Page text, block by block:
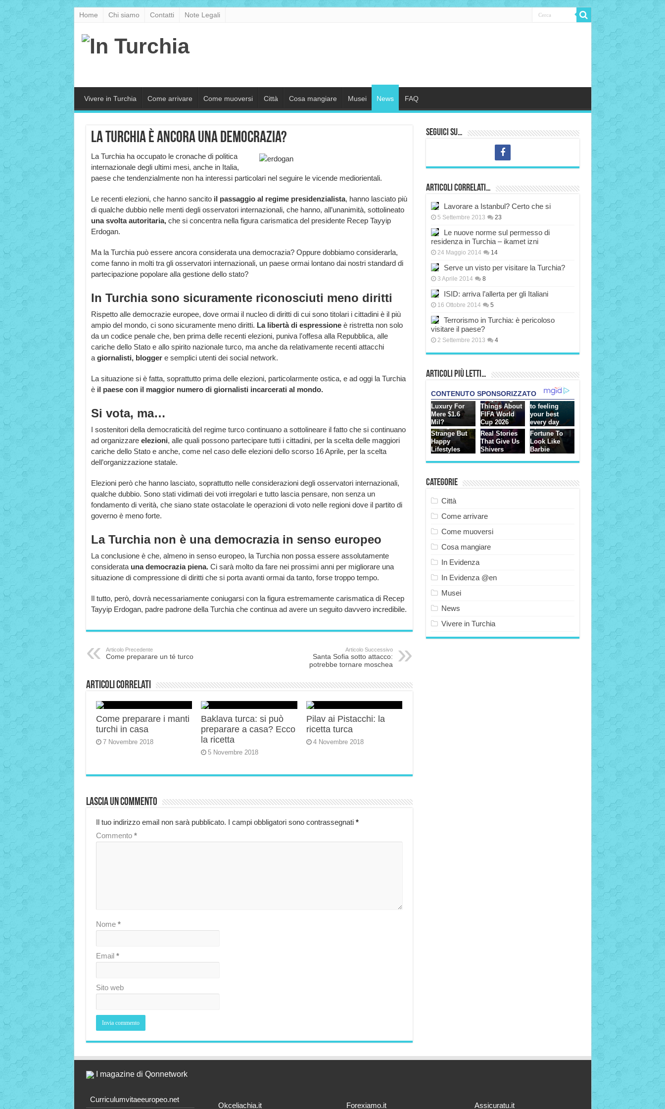
Home Chi siamo Contatti Note Legali
Vivere in Turchia Come arrivare Come muoversi Città Cosa mangiare Musei News FAQ
La Turchia è ancora una democrazia?
La Turchia ha occupato le cronache di politica
internazionale degli ultimi mesi, anche in Italia,
paese che tendenzialmente non ha interessi particolari nel seguire le vicende mediorientali.
Le recenti elezioni, che hanno sancito il passaggio al regime presidenzialista, hanno lasciato più
di qualche dubbio nelle menti degli osservatori internazionali, che hanno, all’unanimità, sottolineato
una svolta autoritaria, che si concentra nella figura carismatica del presidente Recep Tayyip
Erdogan.
Ma la Turchia può essere ancora considerata una democrazia? Oppure dobbiamo considerarla,
come fanno in molti tra gli osservatori internazionali, un paese ormai lontano dai nostri standard di
partecipazione popolare alla gestione dello stato?
In Turchia sono sicuramente riconosciuti meno diritti
Rispetto alle democrazie europee, dove ormai il nucleo di diritti di cui sono titolari i cittadini è il più
ampio del mondo, ci sono sicuramente meno diritti. La libertà di espressione è ristretta non solo
da un codice penale che, ben prima delle recenti elezioni, puniva l’offesa alla Repubblica, alle
cariche dello Stato e allo spirito nazionale turco, ma anche da relativamente recenti attacchi
a giornalisti, blogger e semplici utenti dei social network.
La situazione si è fatta, soprattutto prima delle elezioni, particolarmente ostica, e ad oggi la Turchia
è il paese con il maggior numero di giornalisti incarcerati al mondo.
Si vota, ma…
I sostenitori della democraticità del regime turco continuano a sottolineare il fatto che si continuano
ad organizzare elezioni, alle quali possono partecipare tutti i cittadini, per la scelta delle maggiori
cariche dello Stato e anche, come nel caso delle elezioni dello scorso 16 Aprile, per la scelta
dell’organizzazione statale.
Elezioni però che hanno lasciato, soprattutto nelle considerazioni degli osservatori internazionali,
qualche dubbio. Sono stati vidimati dei voti irregolari e tutto lascia pensare, non senza un
fondamento di verità, che siano state ostacolate le operazioni di voto nelle regioni dove il partito di
governo è meno forte.
La Turchia non è una democrazia in senso europeo
La conclusione è che, almeno in senso europeo, la Turchia non possa essere assolutamente
considerata una democrazia piena. Ci sarà molto da fare nei prossimi anni per migliorare una
situazione di compressione di diritti che si porta avanti ormai da tanto, forse troppo tempo.
Il tutto, però, dovrà necessariamente coniugarsi con la figura estremamente carismatica di Recep
Tayyip Erdogan, padre padrone della Turchia che continua ad avere un seguito davvero incredibile.
Articolo Precedente
Come preparare un té turco
Articolo Successivo
Santa Sofia sotto attacco:
potrebbe tornare moschea
Articoli correlati
Come preparare i manti
turchi in casa
7 Novembre 2018
Baklava turca: si può
preparare a casa? Ecco
la ricetta
5 Novembre 2018
Pilav ai Pistacchi: la
ricetta turca
4 Novembre 2018
Lascia un commento
Il tuo indirizzo email non sarà pubblicato. I campi obbligatori sono contrassegnati *
Commento *
Nome *
Email *
Sito web
Seguici su…
Articoli correlati…
Lavorare a Istanbul? Certo che si
5 Settembre 2013 23
Le nuove norme sul permesso di
residenza in Turchia – ikamet izni
24 Maggio 2014 14
Serve un visto per visitare la Turchia?
3 Aprile 2014 8
ISID: arriva l’allerta per gli Italiani
16 Ottobre 2014 5
Terrorismo in Turchia: è pericoloso
visitare il paese?
2 Settembre 2013 4
Articoli più Letti…
Categorie
Città
Come arrivare
Come muoversi
Cosa mangiare
In Evidenza
In Evidenza @en
Musei
News
Vivere in Turchia
I magazine di Qonnetwork
Curriculumvitaeeuropeo.net
Okceliachia.it Forexiamo.it Assicuratu.it